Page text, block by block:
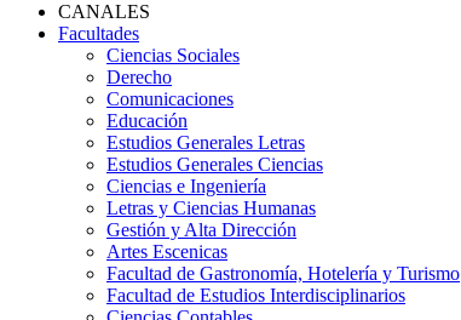
CANALES
Facultades
Ciencias Sociales
Derecho
Comunicaciones
Educación
Estudios Generales Letras
Estudios Generales Ciencias
Ciencias e Ingeniería
Letras y Ciencias Humanas
Gestión y Alta Dirección
Artes Escenicas
Facultad de Gastronomía, Hotelería y Turismo
Facultad de Estudios Interdisciplinarios